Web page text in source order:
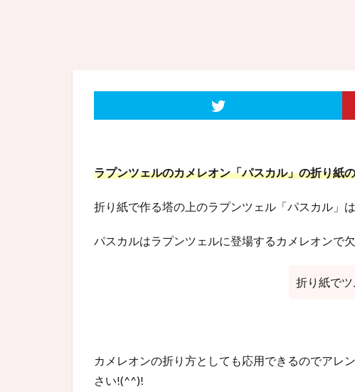
ラプンツェルのカメレオン「パスカル」の折り紙
折り紙で作る塔の上のラプンツェル「パスカル」
パスカルはラプンツェルに登場するカメレオンで
折り紙でツ
カメレオンの折り方としても応用できるのでアレ
さい!(^^)!